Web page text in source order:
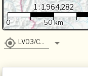
1 : 1,964,282
0 50 km
LV03/CH1903